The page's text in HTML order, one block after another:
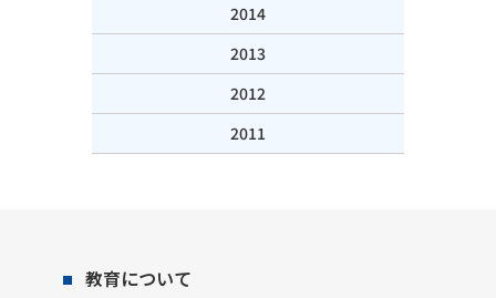
2014
2013
2012
2011
教育について